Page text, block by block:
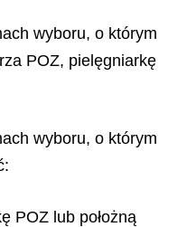
wyboru, o którym
POZ, pielęgniarkę
wyboru, o którym
POZ lub położną